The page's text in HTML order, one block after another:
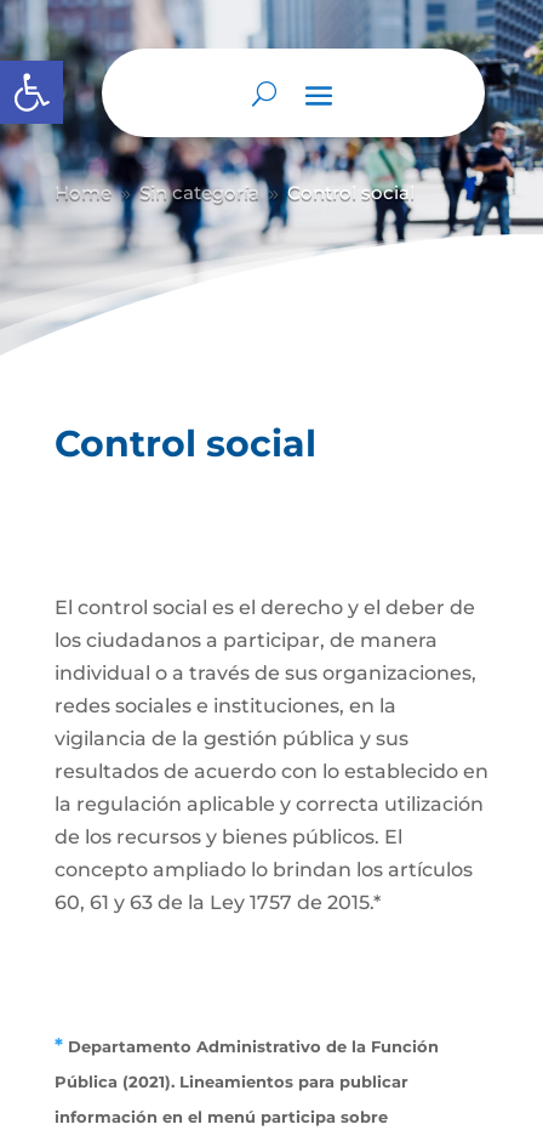
Abrir barra de herramientas
Home 9 Sin categoría 9 Control social
Control social
El control social es el derecho y el deber de
los ciudadanos a participar, de manera
individual o a través de sus organizaciones,
redes sociales e instituciones, en la
vigilancia de la gestión pública y sus
resultados de acuerdo con lo establecido en
la regulación aplicable y correcta utilización
de los recursos y bienes públicos. El
concepto ampliado lo brindan los artículos
60, 61 y 63 de la Ley 1757 de 2015.*
*Departamento Administrativo de la Función
Pública (2021). Lineamientos para publicar
información en el menú participa sobre